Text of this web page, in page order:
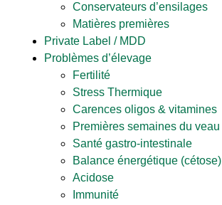
Conservateurs d’ensilages
Matières premières
Private Label / MDD
Problèmes d’élevage
Fertilité
Stress Thermique
Carences oligos & vitamines
Premières semaines du veau
Santé gastro-intestinale
Balance énergétique (cétose)
Acidose
Immunité